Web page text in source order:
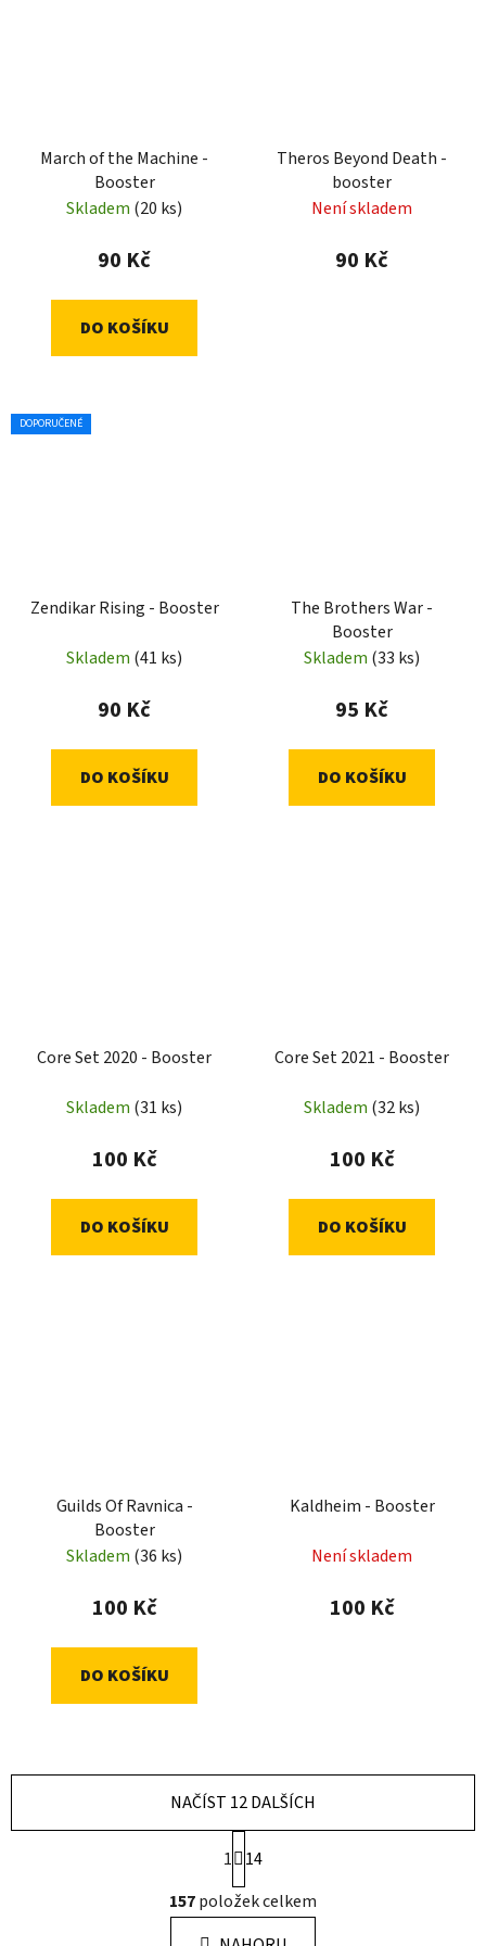
March of the Machine -
Booster
Skladem (20 ks)
90 Kč
DO KOŠÍKU
Theros Beyond Death -
booster
Není skladem
90 Kč
DOPORUČENÉ
Zendikar Rising - Booster
Skladem (41 ks)
90 Kč
DO KOŠÍKU
The Brothers War -
Booster
Skladem (33 ks)
95 Kč
DO KOŠÍKU
Core Set 2020 - Booster
Skladem (31 ks)
100 Kč
DO KOŠÍKU
Core Set 2021 - Booster
Skladem (32 ks)
100 Kč
DO KOŠÍKU
Guilds Of Ravnica -
Booster
Skladem (36 ks)
100 Kč
DO KOŠÍKU
Kaldheim - Booster
Není skladem
100 Kč
O
v
l
NAČÍST 12 DALŠÍCH
S
t
r
á
n
1
14
157položek celkem